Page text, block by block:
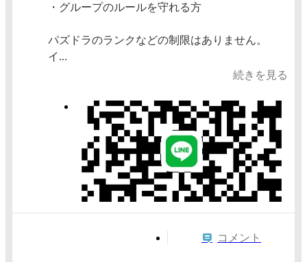
・グループのルールを守れる方
パズドラのランクなどの制限はありません。
イ...
続きを見る
コメント